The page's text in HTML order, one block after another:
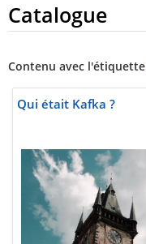
Catalogue
Contenu avec l'étiquette
Qui était Kafka ?